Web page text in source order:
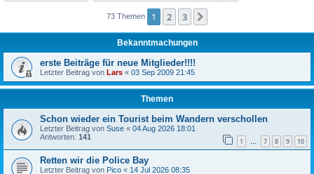
73 Themen 1 2 3
Bekanntmachungen
erste Beiträge für neue Mitglieder!!!!
Letzter Beitrag von Lars « 03 Sep 2009 21:45
Themen
Schon wieder ein Tourist beim Wandern verschollen
Letzter Beitrag von Suse « 04 Aug 2026 18:01
Antworten: 141 1 … 7 8 9 10
Retten wir die Police Bay
Letzter Beitrag von Pico « 14 Jul 2026 08:35